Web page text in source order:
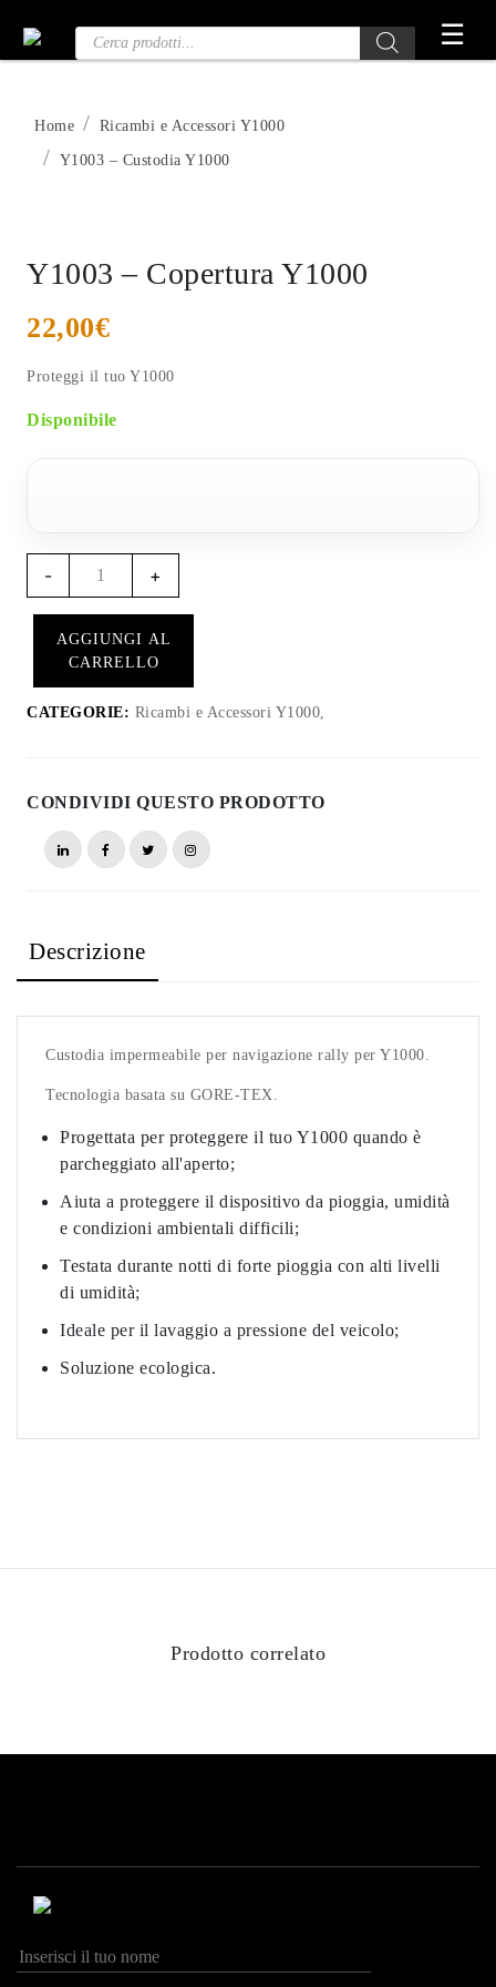
contenuto
Ricerca
prodotti
☰
Home Ricambi e Accessori Y1000
Y1003 – Custodia Y1000
Y1003 – Copertura Y1000
22,00€
Proteggi il tuo Y1000
Disponibile
-
Quantità
copertura
Y1000
+
AGGIUNGI AL
CARRELLO
CATEGORIE: Ricambi e Accessori Y1000,
CONDIVIDI QUESTO PRODOTTO
Descrizione
Custodia impermeabile per navigazione rally per Y1000.
Tecnologia basata su GORE-TEX.
Progettata per proteggere il tuo Y1000 quando è
parcheggiato all'aperto;
Aiuta a proteggere il dispositivo da pioggia, umidità
e condizioni ambientali difficili;
Testata durante notti di forte pioggia con alti livelli
di umidità;
Ideale per il lavaggio a pressione del veicolo;
Soluzione ecologica.
Prodotto correlato